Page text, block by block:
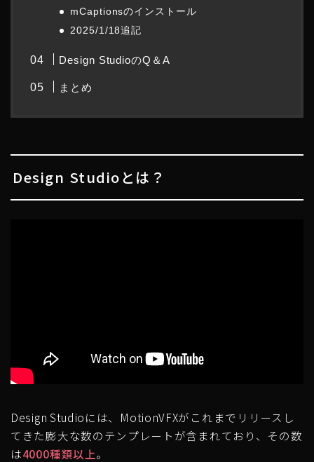
mCaptionsのインストール
2025/1/18追記
Design StudioのQ＆A
まとめ
Design Studioとは？
Design Studioには、MotionVFXがこれまでリリースし
てきた膨大な数のテンプレートが含まれており、その数
は4000種類以上。